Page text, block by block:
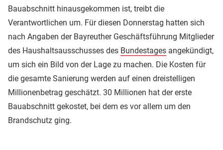
Bauabschnitt hinausgekommen ist, treibt die
Verantwortlichen um. Für diesen Donnerstag hatten sich
nach Angaben der Bayreuther Geschäftsführung Mitglieder
des Haushaltsausschusses des Bundestages angekündigt,
um sich ein Bild von der Lage zu machen. Die Kosten für
die gesamte Sanierung werden auf einen dreistelligen
Millionenbetrag geschätzt. 30 Millionen hat der erste
Bauabschnitt gekostet, bei dem es vor allem um den
Brandschutz ging.